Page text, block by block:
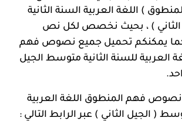
) اللغة العربية السنة الثانية
) ، بحيث نخصص لكل نص
يمكنكم تحميل جميع نصوص فهم
العربية للسنة الثانية متوسط الجيل
فهم المنطوق اللغة العربية
( الجيل الثاني ) عبر الرابط التالي :